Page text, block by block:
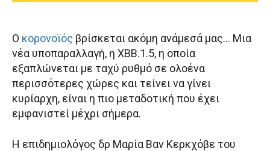
Ο κορονοϊός βρίσκεται ακόμη ανάμεσά μας… Μια
νέα υποπαραλλαγή, η ΧΒΒ.1.5, η οποία
εξαπλώνεται με ταχύ ρυθμό σε ολοένα
περισσότερες χώρες και τείνει να γίνει
κυρίαρχη, είναι η πιο μεταδοτική που έχει
εμφανιστεί μέχρι σήμερα.
Η επιδημιολόγος δρ Μαρία Βαν Κερκχόβε του